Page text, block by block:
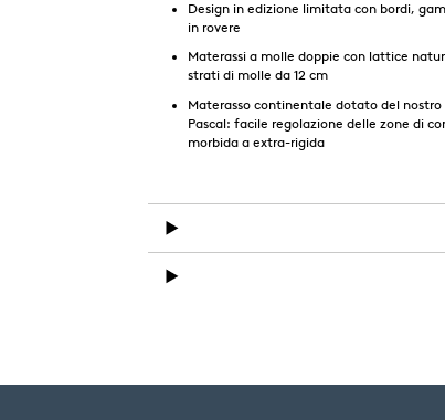
Design in edizione limitata con bordi,
in rovere
Materassi a molle doppie con lattice
strati di molle da 12 cm
Materasso continentale dotato del nostro
Pascal: facile regolazione delle zone di
morbida a extra-rigida